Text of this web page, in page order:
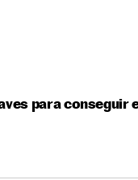
para conseguir